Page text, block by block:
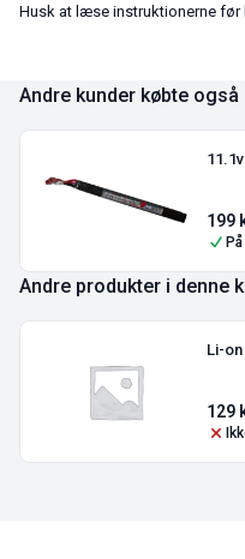
Husk at læse instruktionerne før
Andre kunder købte også
199
Andre produkter i denne
Li-on
129